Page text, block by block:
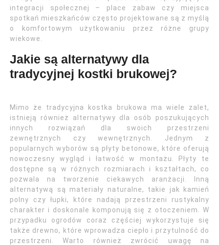
integracji społecznej – place zabaw czy miejsca
spotkań mieszkańców często projektowane są z myślą
o komfortowym użytkowaniu przez różne grupy
wiekowe.
Jakie są alternatywy dla
tradycyjnej kostki brukowej?
Mimo że tradycyjna kostka brukowa ma wiele zalet,
istnieją również alternatywy dla osób poszukujących
innych rozwiązań dla swoich przestrzeni
zewnętrznych czy wewnętrznych. Jednym z
popularnych wyborów są płyty betonowe, które oferują
nowoczesny wygląd i łatwość w montażu. Płyty te
dostępne są w różnych rozmiarach i kształtach, co
pozwala na tworzenie ciekawych aranżacji. Inną
alternatywą są materiały naturalne, takie jak kamień
polny czy łupki, które nadają przestrzeni rustykalny
charakter i doskonale komponują się z otoczeniem. W
przypadku ogrodów coraz częściej wykorzystuje się
także drewno, które wprowadza ciepło i przytulność do
przestrzeni. Warto również zwrócić uwagę na